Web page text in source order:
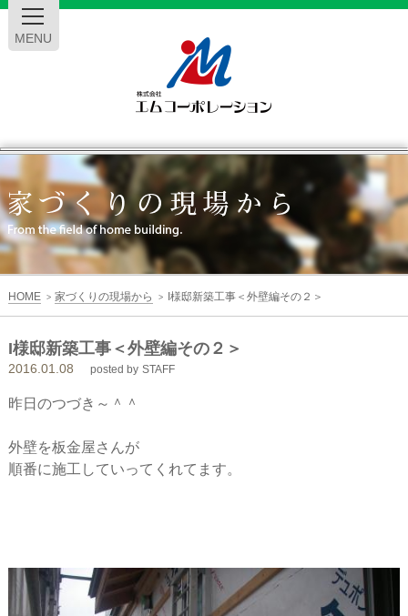
MENU
エ
ム
コ
ー
ポ
レ
ー
シ
ン
HOME > 家づくりの現場から > I様邸新築工事＜外壁編その２＞
I様邸新築工事＜外壁編その２＞
2016.01.08 posted by STAFF
昨日のつづき～＾＾
外壁を板金屋さんが
順番に施工していってくれてます。